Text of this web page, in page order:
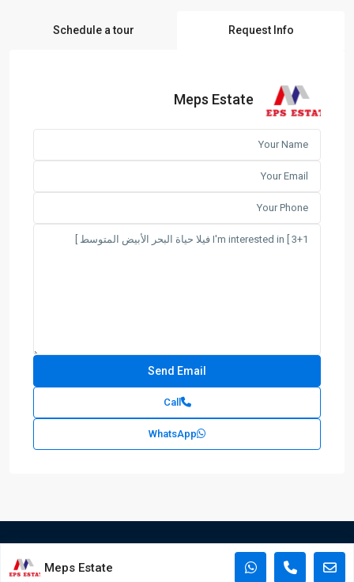
Request Info
Schedule a tour
Meps Estate
Call
WhatsApp
Meps Estate